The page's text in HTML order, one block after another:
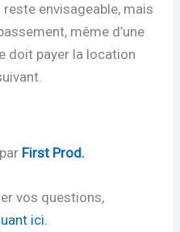
envisageable, mais
même d’une
doit payer la location
First Prod.
vos questions,
ici.